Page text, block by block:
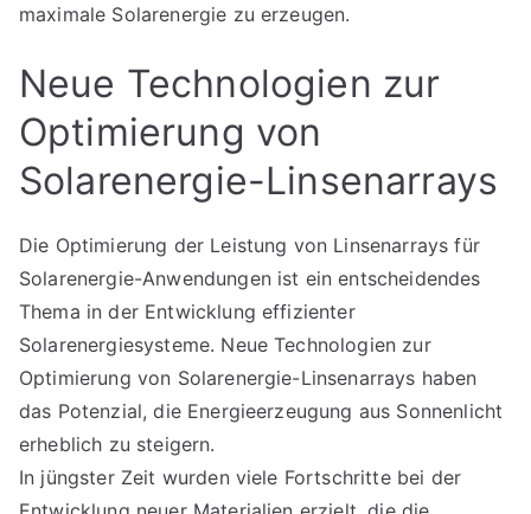
maximale Solarenergie zu erzeugen.
Neue Technologien zur
Optimierung von
Solarenergie-Linsenarrays
Die Optimierung der Leistung von Linsenarrays für
Solarenergie-Anwendungen ist ein entscheidendes
Thema in der Entwicklung effizienter
Solarenergiesysteme. Neue Technologien zur
Optimierung von Solarenergie-Linsenarrays haben
das Potenzial, die Energieerzeugung aus Sonnenlicht
erheblich zu steigern.
In jüngster Zeit wurden viele Fortschritte bei der